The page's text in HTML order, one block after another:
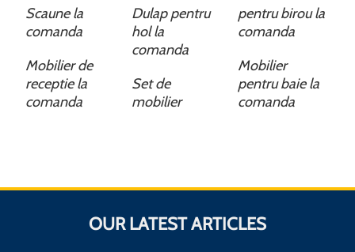
Scaune la
comanda
Mobilier de
receptie la
comanda
Dulap pentru
hol la
comanda
Set de
mobilier
pentru birou la
comanda
Mobilier
pentru baie la
comanda
OUR LATEST ARTICLES